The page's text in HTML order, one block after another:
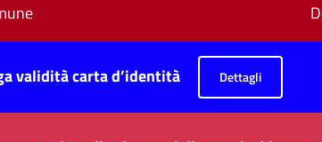
validità carta d’identità Dettagli